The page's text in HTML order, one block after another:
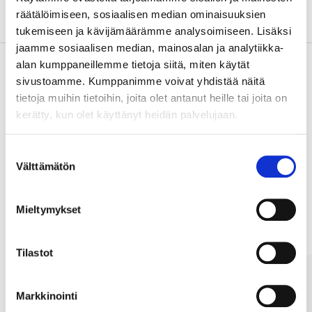
räätälöimiseen, sosiaalisen median ominaisuuksien
tukemiseen ja kävijämäärämme analysoimiseen. Lisäksi
jaamme sosiaalisen median, mainosalan ja analytiikka-
alan kumppaneillemme tietoja siitä, miten käytät
sivustoamme. Kumppanimme voivat yhdistää näitä
tietoja muihin tietoihin, joita olet antanut heille tai joita on
kerätty, kun olet käyttänyt heidän palvelujaan.
valinta
Välttämätön
Mieltymykset
Tilastot
Markkinointi
Tietoa valmistajasta
Osta & Nouda
Osta verkosta ja nouda tavaratalosta jo 2 tunnin kuluttua!
Muut asiakkaat ostivat myös